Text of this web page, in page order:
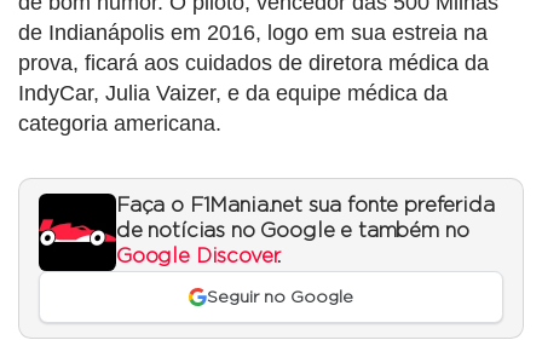
de Indianápolis em 2016, logo em sua estreia na
prova, ficará aos cuidados de diretora médica da
IndyCar, Julia Vaizer, e da equipe médica da
categoria americana.
Faça o F1Mania.net sua fonte preferida
de notícias no Google e também no
Google Discover.
Seguir no Google